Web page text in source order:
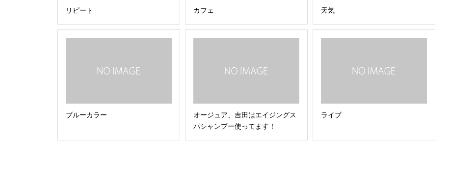
リピート カフェ 天気
ブルーカラー
オージュア、吉田はエイジングス
パシャンプー使ってます！
ライブ